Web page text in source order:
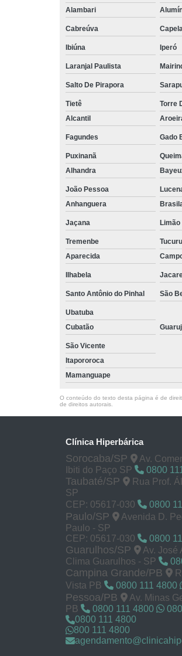
Alambari
Cabreúva
Ibiúna Iperó
Laranjal Paulista
Salto De Pirapora
Tietê Torre
Alcantil
Fagundes Gado
Puxinanã
Alhandra
João Pessoa
Anhanguera
Jaçana Limão
Tremenbe
Aparecida
Ilhabela
Santo Antônio do Pinhal São
Ubatuba
Cubatão
São Vicente
Itapororoca
Mamanguape
O conteúdo do texto desta página é de
de direitos autorais
Clínica Hiperbárica
Sorocaba/SP
Av.
Ibiti do Paço SP
0800
Taubaté/SP
Rua Prof.
SP
CEP: 05617-030
0800
Paulo/SP
Avenida D.
Paulo - SP
CEP: 05617-030
0800
Guarulhos/SP
Av. José
Clima Guarulhos - SP
Campina Grande/PB
Vista PB
0800 111 4800
Pessoa/PB
Av. Minas
PB
0800 111 4800
0800 111 4800
800 111 4800